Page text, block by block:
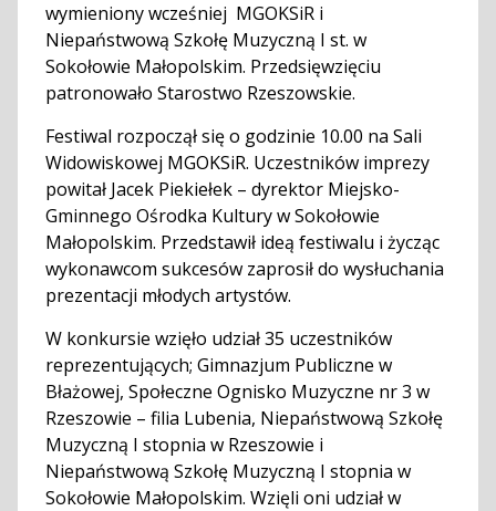
wymieniony wcześniej MGOKSiR i
Niepaństwową Szkołę Muzyczną I st. w
Sokołowie Małopolskim. Przedsięwzięciu
patronowało Starostwo Rzeszowskie.
Festiwal rozpoczął się o godzinie 10.00 na Sali
Widowiskowej MGOKSiR. Uczestników imprezy
powitał Jacek Piekiełek – dyrektor Miejsko-
Gminnego Ośrodka Kultury w Sokołowie
Małopolskim. Przedstawił ideą festiwalu i życząc
wykonawcom sukcesów zaprosił do wysłuchania
prezentacji młodych artystów.
W konkursie wzięło udział 35 uczestników
reprezentujących; Gimnazjum Publiczne w
Błażowej, Społeczne Ognisko Muzyczne nr 3 w
Rzeszowie – filia Lubenia, Niepaństwową Szkołę
Muzyczną I stopnia w Rzeszowie i
Niepaństwową Szkołę Muzyczną I stopnia w
Sokołowie Małopolskim. Wzięli oni udział w